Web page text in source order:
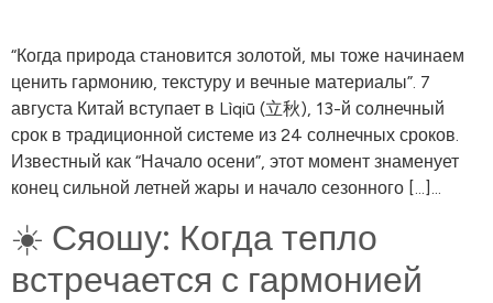
“Когда природа становится золотой, мы тоже начинаем
ценить гармонию, текстуру и вечные материалы”. 7
августа Китай вступает в Lìqiū (立秋), 13-й солнечный
срок в традиционной системе из 24 солнечных сроков.
Известный как “Начало осени”, этот момент знаменует
конец сильной летней жары и начало сезонного [...]...
☀️ Сяошу: Когда тепло
встречается с гармонией